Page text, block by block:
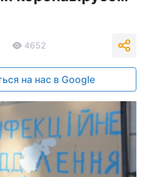
4652
на нас в Google